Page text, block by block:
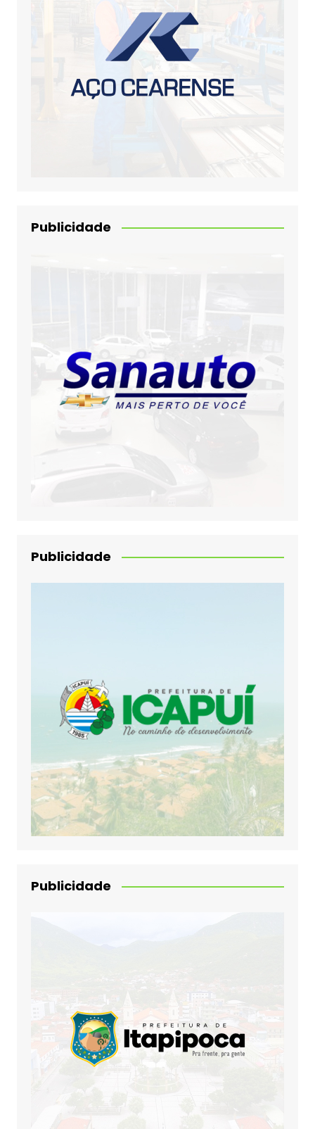
Publicidade
Publicidade
Publicidade